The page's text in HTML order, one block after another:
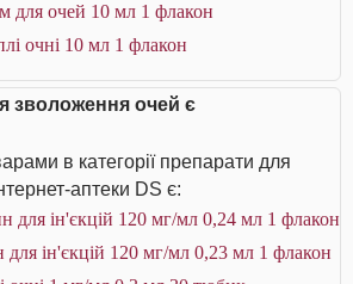
для очей 10 мл 1 флакон
очні 10 мл 1 флакон
зволоження очей є
в категорії препарати для
аптеки DS є:
для ін'єкцій 120 мг/мл 0,24 мл 1 флакон
для ін'єкцій 120 мг/мл 0,23 мл 1 флакон